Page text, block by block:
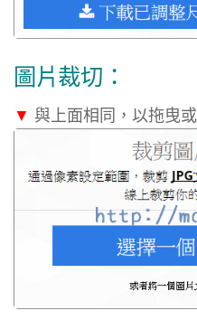
圖片裁切：
▼ 與上面相同，以拖曳